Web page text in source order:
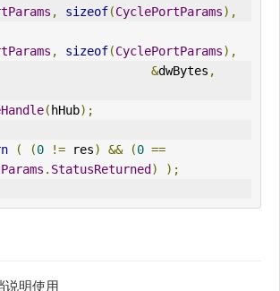
, sizeof(CyclePortParams),
, sizeof(CyclePortParams),
&dwBytes ,
( hHub);
( (0 != res) && (0 ==
. StatusReturned )
);
说明使用